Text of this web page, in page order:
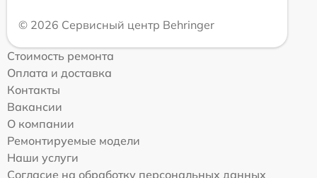
© 2026 Сервисный центр Behringer
Стоимость ремонта
Оплата и доставка
Контакты
Вакансии
О компании
Ремонтируемые модели
Наши услуги
Согласие на обработку персональных данных